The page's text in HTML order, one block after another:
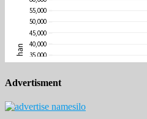
Advertisment